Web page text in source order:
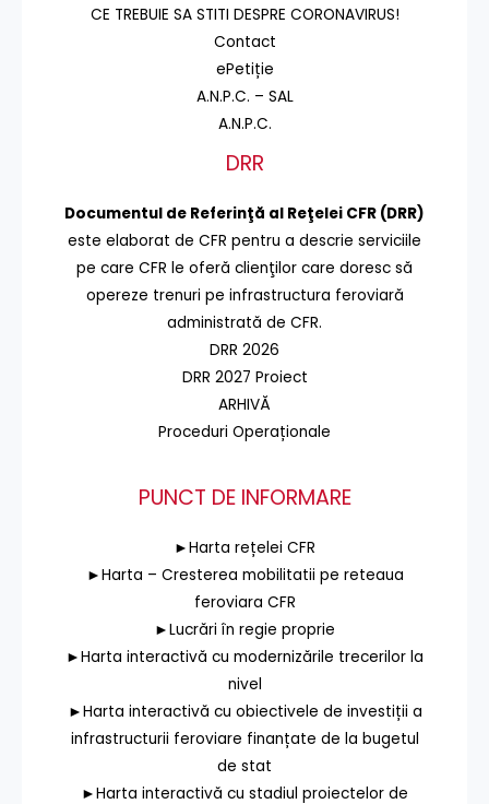
CE TREBUIE SA STITI DESPRE CORONAVIRUS!
Contact
ePetiție
A.N.P.C. – SAL
A.N.P.C.
DRR
Documentul de Referinţă al Reţelei CFR (DRR)
este elaborat de CFR pentru a descrie serviciile
pe care CFR le oferă clienţilor care doresc să
opereze trenuri pe infrastructura feroviară
administrată de CFR.
DRR 2026
DRR 2027 Proiect
ARHIVĂ
Proceduri Operaționale
PUNCT DE INFORMARE
►Harta rețelei CFR
►Harta – Cresterea mobilitatii pe reteaua
feroviara CFR
►Lucrări în regie proprie
►Harta interactivă cu modernizările trecerilor la
nivel
►Harta interactivă cu obiectivele de investiții a
infrastructurii feroviare finanțate de la bugetul
de stat
►Harta interactivă cu stadiul proiectelor de